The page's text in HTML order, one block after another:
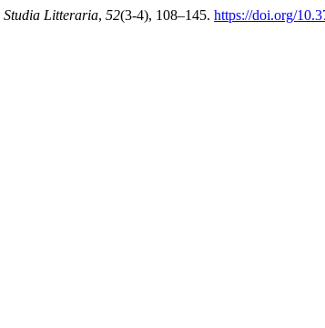
Studia Litteraria, 52(3-4), 108–145. https://doi.org/